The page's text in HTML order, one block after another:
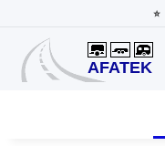
⭐